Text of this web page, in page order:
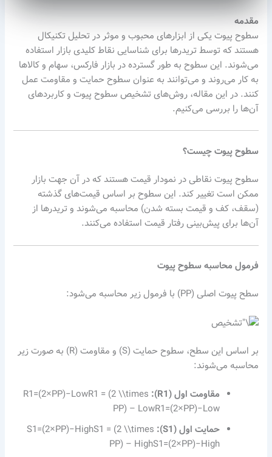
مقدمه
سطوح پیوت یکی از ابزارهای محبوب و موثر در تحلیل تکنیکال
هستند که توسط تریدرها برای شناسایی نقاط کلیدی بازار استفاده
می‌شوند. این سطوح به طور گسترده در بازار فارکس، سهام و کالاها
به کار می‌روند و می‌توانند به عنوان سطوح حمایت و مقاومت عمل
کنند. در این مقاله، روش‌های تشخیص سطوح پیوت و کاربردهای
آن‌ها را بررسی می‌کنیم.
سطوح پیوت چیست؟
سطوح پیوت نقاطی در نمودار قیمت هستند که در آن جهت بازار
ممکن است تغییر کند. این سطوح بر اساس قیمت‌های گذشته
(سقف، کف و قیمت بسته شدن) محاسبه می‌شوند و تریدرها از
آن‌ها برای پیش‌بینی رفتار قیمت استفاده می‌کنند.
فرمول محاسبه سطوح پیوت
سطح پیوت اصلی (PP) با فرمول زیر محاسبه می‌شود:
بر اساس این سطح، سطوح حمایت (S) و مقاومت (R) به صورت زیر
محاسبه می‌شوند:
مقاومت اول (R1):
R1=(2×PP)−LowR1 = (2 \\times
PP) – LowR1=(2×PP)−Low
حمایت اول (S1):
S1=(2×PP)−HighS1 = (2 \\times
PP) – HighS1=(2×PP)−High